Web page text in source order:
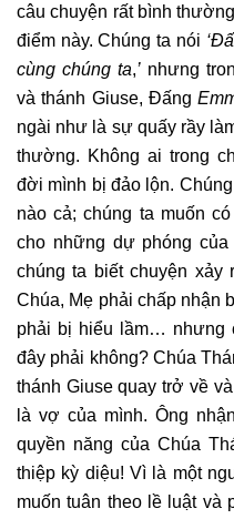
câu chuyện rất bình
điểm này. Chúng ta nói
cùng chúng ta,’ nhưng
và thánh Giuse, Đấng
ngài như là sự quấy rầy
thường. Không ai trong
đời mình bị đảo lộn.
nào cả; chúng ta muốn
cho những dự phóng
chúng ta biết chuyện xảy
Chúa, Mẹ phải chấp nhận
phải bị hiểu lầm… nhưng
đây phải không? Chúa
thánh Giuse quay trở về
là vợ của mình. Ông
quyền năng của Chúa
thiệp kỳ diệu! Vì là một
muốn tuân theo lề luật và